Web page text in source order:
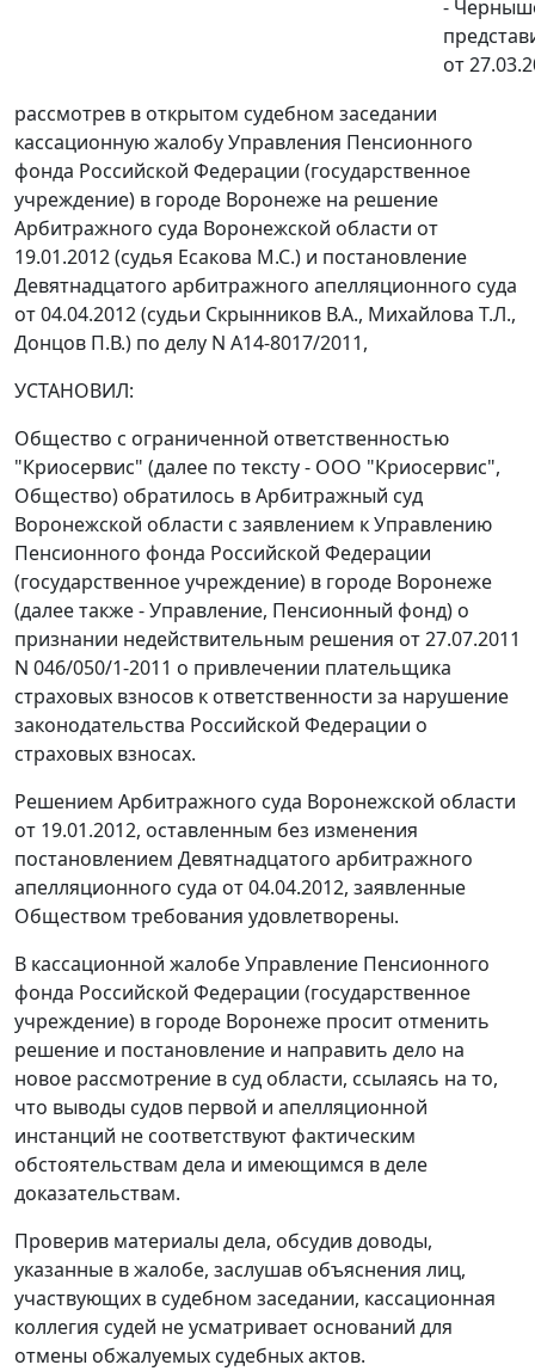
-
от
рассмотрев в открытом судебном заседании
кассационную жалобу Управления Пенсионного
фонда Российской Федерации (государственное
учреждение) в городе Воронеже на решение
Арбитражного суда Воронежской области от
19.01.2012 (судья Есакова М.С.) и постановление
Девятнадцатого арбитражного апелляционного суда
от 04.04.2012 (судьи Скрынников В.А., Михайлова Т.Л.,
Донцов П.В.) по делу N А14-8017/2011,
УСТАНОВИЛ:
Общество с ограниченной ответственностью
"Криосервис" (далее по тексту - ООО "Криосервис",
Общество) обратилось в Арбитражный суд
Воронежской области с заявлением к Управлению
Пенсионного фонда Российской Федерации
(государственное учреждение) в городе Воронеже
(далее также - Управление, Пенсионный фонд) о
признании недействительным решения от 27.07.2011
N 046/050/1-2011 о привлечении плательщика
страховых взносов к ответственности за нарушение
законодательства Российской Федерации о
страховых взносах.
Решением Арбитражного суда Воронежской области
от 19.01.2012, оставленным без изменения
постановлением Девятнадцатого арбитражного
апелляционного суда от 04.04.2012, заявленные
Обществом требования удовлетворены.
В кассационной жалобе Управление Пенсионного
фонда Российской Федерации (государственное
учреждение) в городе Воронеже просит отменить
решение и постановление и направить дело на
новое рассмотрение в суд области, ссылаясь на то,
что выводы судов первой и апелляционной
инстанций не соответствуют фактическим
обстоятельствам дела и имеющимся в деле
доказательствам.
Проверив материалы дела, обсудив доводы,
указанные в жалобе, заслушав объяснения лиц,
участвующих в судебном заседании, кассационная
коллегия судей не усматривает оснований для
отмены обжалуемых судебных актов.